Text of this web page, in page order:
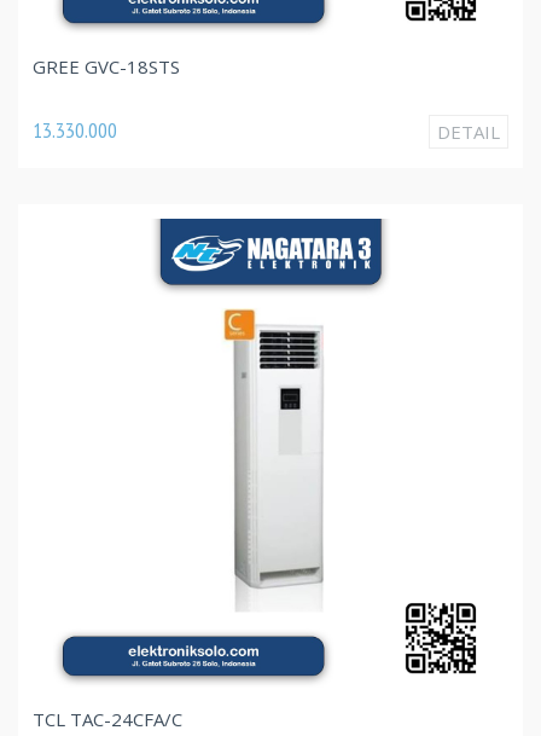
GREE GVC-18STS
13.330.000 DETAIL
TCL TAC-24CFA/C